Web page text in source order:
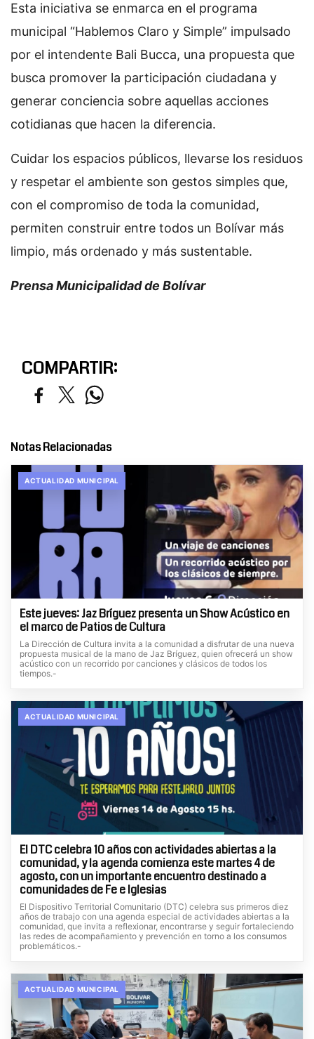
Esta iniciativa se enmarca en el programa
municipal “Hablemos Claro y Simple” impulsado
por el intendente Bali Bucca, una propuesta que
busca promover la participación ciudadana y
generar conciencia sobre aquellas acciones
cotidianas que hacen la diferencia.
Cuidar los espacios públicos, llevarse los residuos
y respetar el ambiente son gestos simples que,
con el compromiso de toda la comunidad,
permiten construir entre todos un Bolívar más
limpio, más ordenado y más sustentable.
Prensa Municipalidad de Bolívar
COMPARTIR:
Notas Relacionadas
ACTUALIDAD MUNICIPAL
Este jueves: Jaz Bríguez presenta un Show Acústico en
el marco de Patios de Cultura
La Dirección de Cultura invita a la comunidad a disfrutar de una nueva
propuesta musical de la mano de Jaz Bríguez, quien ofrecerá un show
acústico con un recorrido por canciones y clásicos de todos los
tiempos.-
ACTUALIDAD MUNICIPAL
El DTC celebra 10 años con actividades abiertas a la
comunidad, y la agenda comienza este martes 4 de
agosto, con un importante encuentro destinado a
comunidades de Fe e Iglesias
El Dispositivo Territorial Comunitario (DTC) celebra sus primeros diez
años de trabajo con una agenda especial de actividades abiertas a la
comunidad, que invita a reflexionar, encontrarse y seguir fortaleciendo
las redes de acompañamiento y prevención en torno a los consumos
problemáticos.-
ACTUALIDAD MUNICIPAL